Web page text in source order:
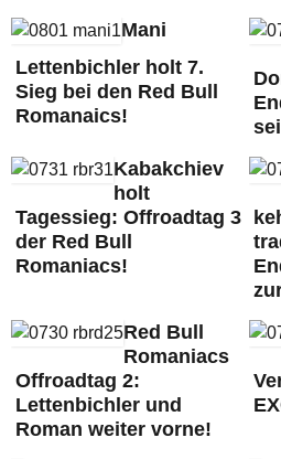
Mani
Lettenbichler holt 7.
Sieg bei den Red Bull
Romanaics!
Kabakchiev
holt
Tagessieg: Offroadtag 3
der Red Bull
Romaniacs!
Red Bull
Romaniacs
Offroadtag 2:
Lettenbichler und
Roman weiter vorne!